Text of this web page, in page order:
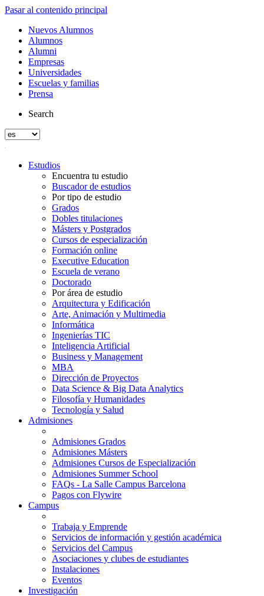
Pasar al contenido principal
Nuevos Alumnos
Alumnos
Alumni
Empresas
Universidades
Escuelas y familias
Prensa
Search
Estudios
Encuentra tu estudio
Buscador de estudios
Por tipo de estudio
Grados
Dobles titulaciones
Másters y Postgrados
Cursos de especialización
Formación online
Executive Education
Escuela de verano
Doctorado
Por área de estudio
Arquitectura y Edificación
Arte, Animación y Multimedia
Informática
Ingenierías TIC
Inteligencia Artificial
Business y Management
MBA
Dirección de Proyectos
Data Science & Big Data Analytics
Filosofía y Humanidades
Tecnología y Salud
Admisiones
Admisiones Grados
Admisiones Másters
Admisiones Cursos de Especialización
Admisiones Summer School
FAQs - La Salle Campus Barcelona
Pagos con Flywire
Campus
Trabaja y Emprende
Servicios de información y gestión académica
Servicios del Campus
Asociaciones y clubes de estudiantes
Instalaciones
Eventos
Investigación